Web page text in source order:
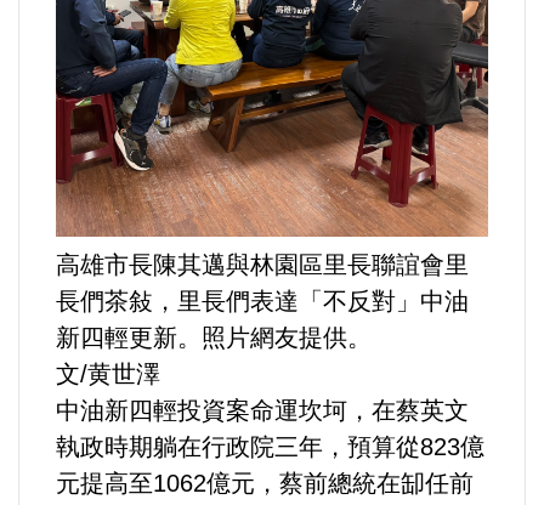
兩岸/大陸
寵物/動保
婦女/孩童
健康/養生
命理/信仰/宗教/宮廟/教會
演講/發表會/論壇/研討會
高雄市長陳其邁與林園區里長聯誼會里
長們茶敍，里長們表達「不反對」中油
新四輕更新。照片網友提供。
文/黄世澤
中油新四輕投資案命運坎坷，在蔡英文
執政時期躺在行政院三年，預算從823億
元提高至1062億元，蔡前總統在缷任前